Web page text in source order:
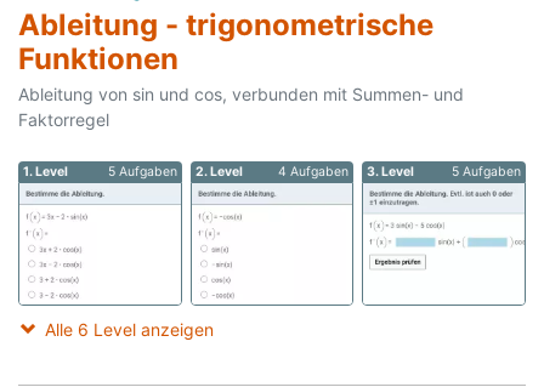
Ableitung - trigonometrische
Funktionen
Ableitung von sin und cos, verbunden mit Summen- und
Faktorregel
1. Level 5 Aufgaben 2. Level 4 Aufgaben 3. Level 5 Aufgaben
Alle 6 Level anzeigen